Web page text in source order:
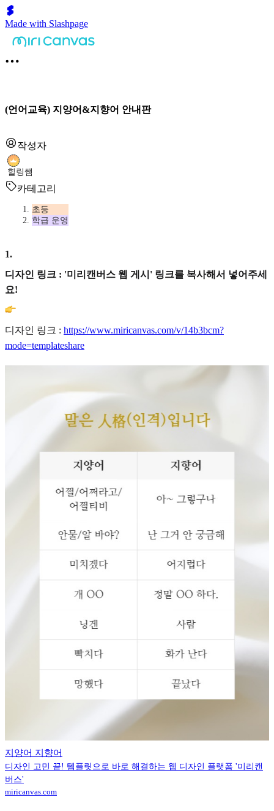
Made with Slashpage
(언어교육) 지양어&지향어 안내판
작성자
힐링쌤
카테고리
초등
학급 운영
1.
디자인 링크 : '미리캔버스 웹 게시' 링크를 복사해서 넣어주세
요!
디자인 링크 : https://www.miricanvas.com/v/14b3bcm?
mode=templateshare
지양어 지향어
디자인 고민 끝! 템플릿으로 바로 해결하는 웹 디자인 플랫폼 '미리캔
버스'
miricanvas.com